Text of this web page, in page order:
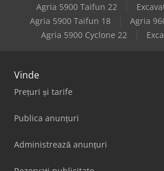
Agria 5900 Taifun 22
Agria 5900 Taifun 18
Agria
Agria 5900 Cyclone 22
Vinde
Prețuri și tarife
Publica anunțuri
Administrează anunțuri